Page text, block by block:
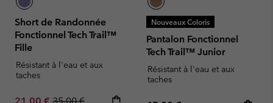
Short de Randonnée
Fonctionnel Tech Trail™
Fille
Résistant à l'eau et aux
taches
Sale price:Regular price:
Nouveaux Coloris
Pantalon Fonctionnel
Tech Trail™ Junior
Résistant à l'eau et aux
taches